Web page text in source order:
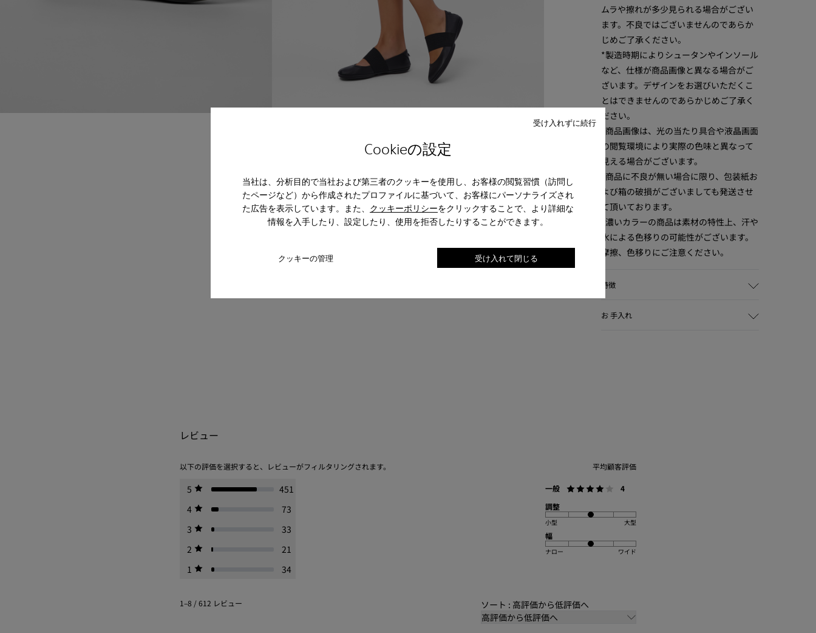
Cookieの設定
当社は、分析目的で当社および第三者のクッキーを使用し、お客様の閲覧習慣（訪問し
たページなど）から作成されたプロファイルに基づいて、お客様にパーソナライズされ
た広告を表示しています。また、 クッキーポリシーをクリックすることで、より詳細な
情報を入手したり、設定したり、使用を拒否したりすることができます。
クッキーの管理
受け入れずに続行
受け入れて閉じる
ムラや擦れが多少見られる場合がござい
ます。不良ではございませんのであらか
じめご了承ください。
*製造時期によりシュータンやインソール
など、仕様が商品画像と異なる場合がご
ざいます。デザインをお選びいただくこ
とはできませんのであらかじめご了承く
ださい。
*商品画像は、光の当たり具合や液晶画面
の閲覧環境により実際の色味と異なって
見える場合がございます。
*商品に不良が無い場合に限り、包装紙お
よび箱の破損がございましても発送させ
て頂いております。
*濃いカラーの商品は素材の特性上、汗や
水による色移りの可能性がございます。
摩擦、色移りにご注意ください。
特徴
牛革 85.3% / リサイクルPET 12.35% / ラ
- リサイクルコットン 14.44%
- ラテックスラバー 1.66%
お 手入れ
は、靴の手入れガイド
レビュー
以下の評価を選択すると、レビューがフィルタリングされます。
5
451
4
73
3
33
2
21
1
34
平均顧客評価
一般
4
調整
小型 大型
幅
ナロー ワイド
1–8 / 612 レビュー
ソート : 高評価から低評価へ
高評価から低評価へ